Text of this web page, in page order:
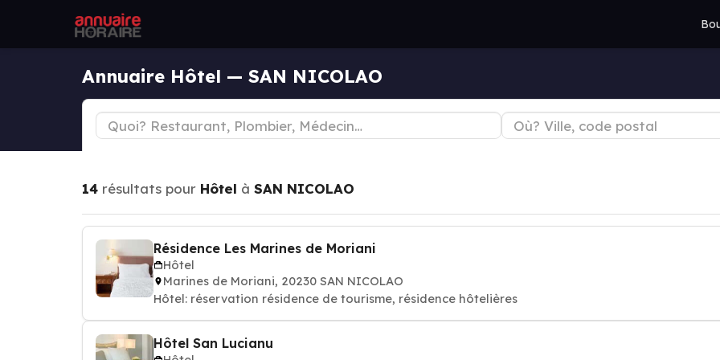
Annuaire Hôtel — SAN NICOLAO
14 résultats pour Hôtel à SAN NICOLAO
Résidence Les Marines de Moriani
Hôtel
Marines de Moriani, 20230 SAN NICOLAO
Hôtel: réservation résidence de tourisme, résidence hôtelières
Hôtel San Lucianu